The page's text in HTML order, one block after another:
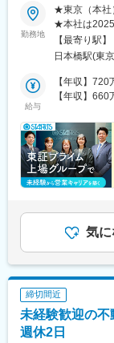
駅(相模線)、
津田沼駅、本
ン駅、市川
新宿西口駅
成上野駅、
高輪台駅、
駅、菊川駅(
(千葉県)、京
勤務地
★東京（本社
★本社は2025
なりました
／東京都中
歩5分大阪営
大阪南口ビ
【最寄り駅】
日本橋駅(東
給与
【年収】720
【年収】660
気に
締切間近
未経験歓迎の
週休2日